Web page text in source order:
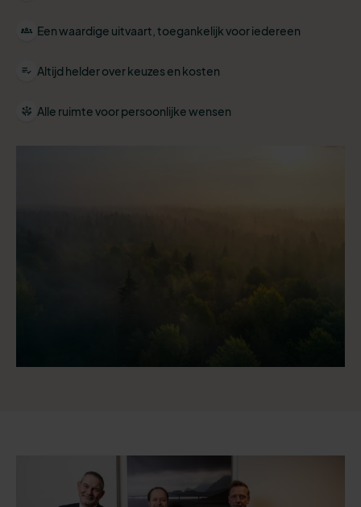
Een waardige uitvaart, toegankelijk voor iedereen
Altijd helder over keuzes en kosten
Alle ruimte voor persoonlijke wensen